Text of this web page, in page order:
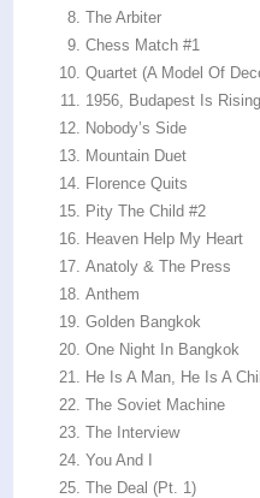
The Arbiter
Chess Match #1
Quartet (A Model Of
1956, Budapest Is Rising
Nobody’s Side
Mountain Duet
Florence Quits
Pity The Child #2
Heaven Help My Heart
Anatoly & The Press
Anthem
Golden Bangkok
One Night In Bangkok
He Is A Man, He Is A
The Soviet Machine
The Interview
You And I
The Deal (Pt. 1)